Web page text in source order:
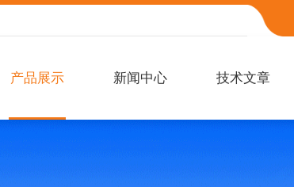
产品展示 新闻中心 技术文章